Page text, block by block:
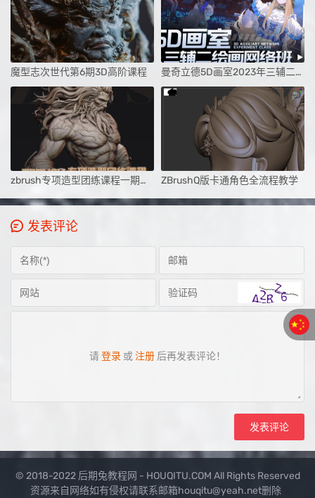
魔型志次世代第6期3D高阶课程 曼奇立德5D画室2023年三辅二课程
zbrush专项造型团练课程一期（宙斯）2023 ZBrushQ版卡通角色全流程教学
发表评论
请登录 或 注册 后再发表评论！
© 2018-2022 后期兔教程网 - HOUQITU.COM All Rights Reserved
资源来自网络如有侵权请联系邮箱houqitu@yeah.net删除